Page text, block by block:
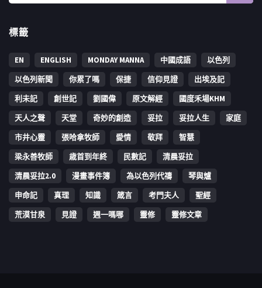
標籤
EN ENGLISH MONDAY MANNA 中國成語
以色列
以色列新聞
你累了嗎 保捷 信仰見證
出埃及記
利未記
創世記 劉國偉 原文解經
國度禾場KHM
天人之聲
天堂 奇妙的創造 妥拉 妥拉人生
家庭
市井心靈
張哈拿牧師 愛情 敬拜
智慧
梁永善牧師
歳首到年終 民數記
清晨妥拉
清晨妥拉2.0
漫畫事件簿 為以色列代禱
琴與爐
申命記
真理 知識 箴言 考門夫人
聖經
荒漠甘泉
見證 週一嗎哪 靈修 靈修文章